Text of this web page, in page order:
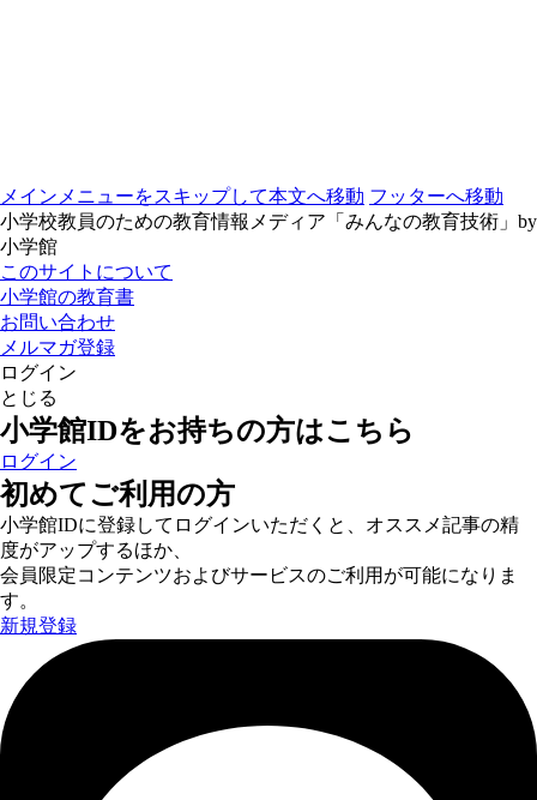
メインメニューをスキップして本文へ移動 フッターへ移動
小学校教員のための教育情報メディア「みんなの教育技術」by
小学館
このサイトについて
小学館の教育書
お問い合わせ
メルマガ登録
ログイン
とじる
小学館IDをお持ちの方はこちら
ログイン
初めてご利用の方
小学館IDに登録してログインいただくと、オススメ記事の精
度がアップするほか、
会員限定コンテンツおよびサービスのご利用が可能になりま
す。
新規登録